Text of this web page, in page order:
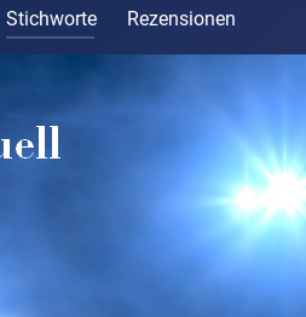
Stichworte Rezensionen